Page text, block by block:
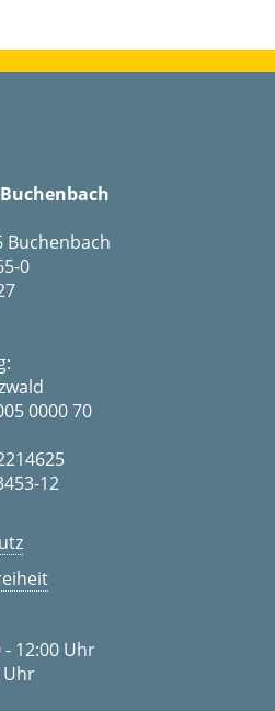
0
0000 70
12
12:00 Uhr
Uhr